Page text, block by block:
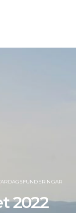
2022